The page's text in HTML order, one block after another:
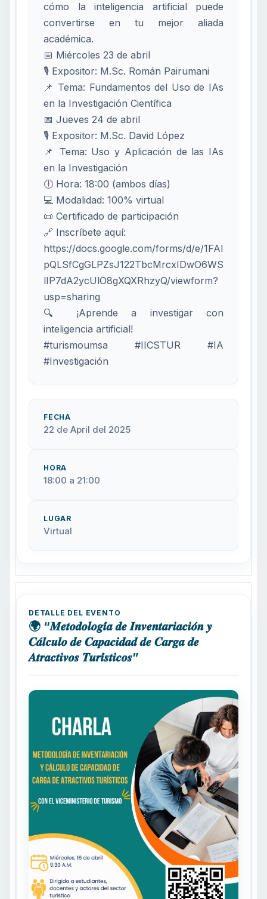
cómo la inteligencia artificial puede
convertirse en tu mejor aliada
académica.
📅 Miércoles 23 de abril
🎙️ Expositor: M.Sc. Román Pairumani
📌 Tema: Fundamentos del Uso de IAs
en la Investigación Científica
📅 Jueves 24 de abril
🎙️ Expositor: M.Sc. David López
📌 Tema: Uso y Aplicación de las IAs
en la Investigación
🕕 Hora: 18:00 (ambos días)
💻 Modalidad: 100% virtual
📜 Certificado de participación
🔗 Inscríbete aquí:
https://docs.google.com/forms/d/e/1FAI
pQLSfCgGLPZsJ122TbcMrcxIDwO6WS
lIP7dA2ycUlO8gXQXRhzyQ/viewform?
usp=sharing
🔍 ¡Aprende a investigar con
inteligencia artificial!
#turismoumsa #IICSTUR #IA
#Investigación
FECHA
22 de April del 2025
HORA
18:00 a 21:00
LUGAR
Virtual
DETALLE DEL EVENTO
🌍 “𝑴𝒆𝒕𝒐𝒅𝒐𝒍𝒐𝒈𝒊́𝒂 𝒅𝒆 𝑰𝒏𝒗𝒆𝒏𝒕𝒂𝒓𝒊𝒂𝒄𝒊𝒐́𝒏 𝒚
𝑪𝒂́𝒍𝒄𝒖𝒍𝒐 𝒅𝒆 𝑪𝒂𝒑𝒂𝒄𝒊𝒅𝒂𝒅 𝒅𝒆 𝑪𝒂𝒓𝒈𝒂 𝒅𝒆
𝑨𝒕𝒓𝒂𝒄𝒕𝒊𝒗𝒐𝒔 𝑻𝒖𝒓𝒊́𝒔𝒕𝒊𝒄𝒐𝒔”